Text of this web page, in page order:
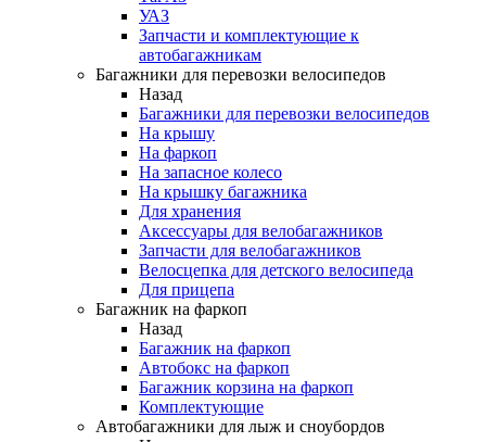
УАЗ
Запчасти и комплектующие к
автобагажникам
Багажники для перевозки велосипедов
Назад
Багажники для перевозки велосипедов
На крышу
На фаркоп
На запасное колесо
На крышку багажника
Для хранения
Аксессуары для велобагажников
Запчасти для велобагажников
Велосцепка для детского велосипеда
Для прицепа
Багажник на фаркоп
Назад
Багажник на фаркоп
Автобокс на фаркоп
Багажник корзина на фаркоп
Комплектующие
Автобагажники для лыж и сноубордов